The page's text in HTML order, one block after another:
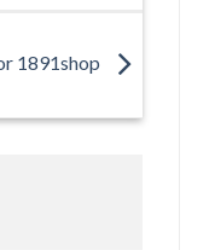
1891shop